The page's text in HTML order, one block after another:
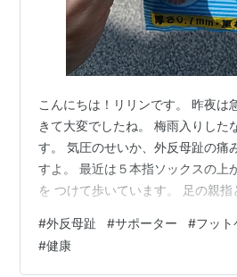
こんにちは！リリンです。 昨夜は
きて大変でしたね。 梅雨入りした
す。 気圧のせいか、外反母趾の痛
すよ。 最近は５本指ソックスの上
を つけて歩いています。 足の親指
す。 土踏まずのサポートをしてく
が入る感じがあります。 ただ、肝
#外反母趾 #サポーター #フット
#健康